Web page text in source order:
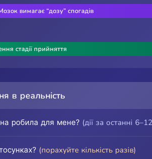
вимагає “дозу” спогадів
стадії прийняття
в реальність
робила для мене? (дії за останні
(порахуйте кількість разів)